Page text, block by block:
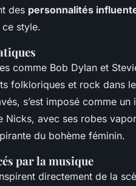
des personnalités
style.
comme Bob Dylan et
folkloriques et rock dans
s’est imposé comme
Nicks, avec ses robes
du bohème féminin.
par la musique
directement de la